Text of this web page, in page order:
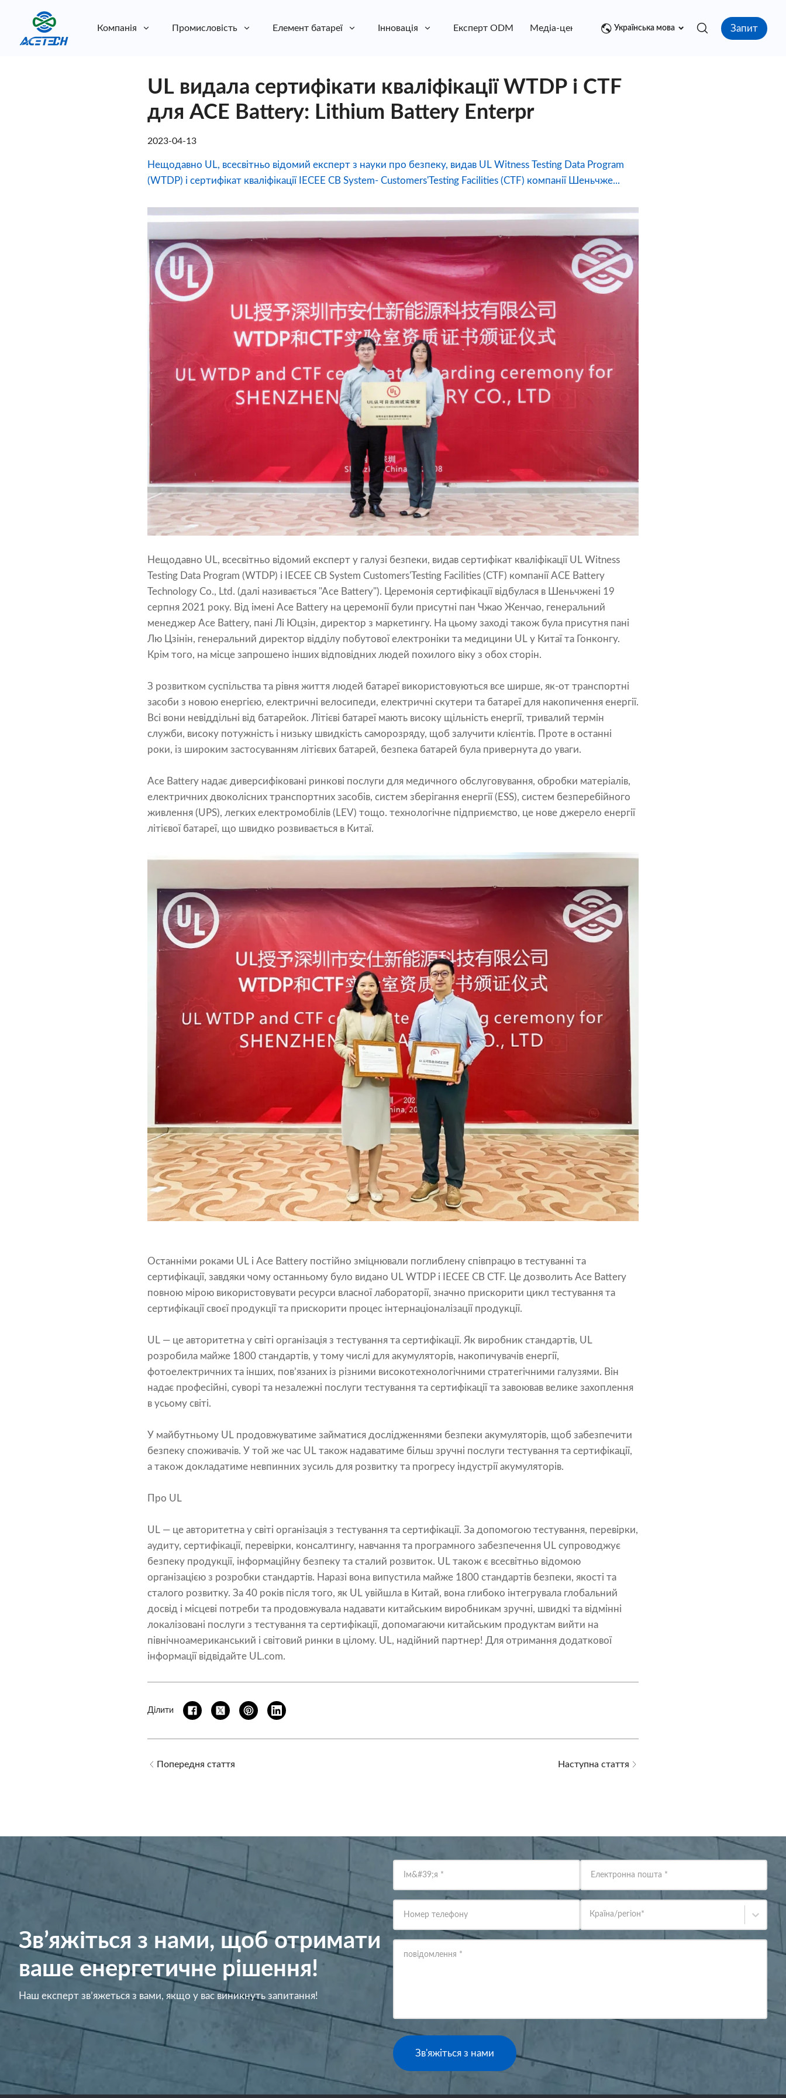
Компанія Промисловість Елемент батареї Інновація Експерт ODM Медіа-центр контакт
Українська мова Запит
UL видала сертифікати кваліфікації WTDP і CTF
для ACE Battery: Lithium Battery Enterpr
2023-04-13
Нещодавно UL, всесвітньо відомий експерт з науки про безпеку, видав UL Witness Testing Data Program
(WTDP) і сертифікат кваліфікації IECEE CB System- Customers'Testing Facilities (CTF) компанії Шеньчже...
Нещодавно UL, всесвітньо відомий експерт у галузі безпеки, видав сертифікат кваліфікації UL Witness
Testing Data Program (WTDP) і IECEE CB System Customers'Testing Facilities (CTF) компанії ACE Battery
Technology Co., Ltd. (далі називається "Ace Battery"). Церемонія сертифікації відбулася в Шеньчжені 19
серпня 2021 року. Від імені Ace Battery на церемонії були присутні пан Чжао Женчао, генеральний
менеджер Ace Battery, пані Лі Юцзін, директор з маркетингу. На цьому заході також була присутня пані
Лю Цзінін, генеральний директор відділу побутової електроніки та медицини UL у Китаї та Гонконгу.
Крім того, на місце запрошено інших відповідних людей похилого віку з обох сторін.
З розвитком суспільства та рівня життя людей батареї використовуються все ширше, як-от транспортні
засоби з новою енергією, електричні велосипеди, електричні скутери та батареї для накопичення енергії.
Всі вони невіддільні від батарейок. Літієві батареї мають високу щільність енергії, тривалий термін
служби, високу потужність і низьку швидкість саморозряду, щоб залучити клієнтів. Проте в останні
роки, із широким застосуванням літієвих батарей, безпека батарей була привернута до уваги.
Ace Battery надає диверсифіковані ринкові послуги для медичного обслуговування, обробки матеріалів,
електричних двоколісних транспортних засобів, систем зберігання енергії (ESS), систем безперебійного
живлення (UPS), легких електромобілів (LEV) тощо. технологічне підприємство, це нове джерело енергії
літієвої батареї, що швидко розвивається в Китаї.
Останніми роками UL і Ace Battery постійно зміцнювали поглиблену співпрацю в тестуванні та
сертифікації, завдяки чому останньому було видано UL WTDP і IECEE CB CTF. Це дозволить Ace Battery
повною мірою використовувати ресурси власної лабораторії, значно прискорити цикл тестування та
сертифікації своєї продукції та прискорити процес інтернаціоналізації продукції.
UL — це авторитетна у світі організація з тестування та сертифікації. Як виробник стандартів, UL
розробила майже 1800 стандартів, у тому числі для акумуляторів, накопичувачів енергії,
фотоелектричних та інших, пов’язаних із різними високотехнологічними стратегічними галузями. Він
надає професійні, суворі та незалежні послуги тестування та сертифікації та завоював велике захоплення
в усьому світі.
У майбутньому UL продовжуватиме займатися дослідженнями безпеки акумуляторів, щоб забезпечити
безпеку споживачів. У той же час UL також надаватиме більш зручні послуги тестування та сертифікації,
а також докладатиме невпинних зусиль для розвитку та прогресу індустрії акумуляторів.
Про UL
UL — це авторитетна у світі організація з тестування та сертифікації. За допомогою тестування, перевірки,
аудиту, сертифікації, перевірки, консалтингу, навчання та програмного забезпечення UL супроводжує
безпеку продукції, інформаційну безпеку та сталий розвиток. UL також є всесвітньо відомою
організацією з розробки стандартів. Наразі вона випустила майже 1800 стандартів безпеки, якості та
сталого розвитку. За 40 років після того, як UL увійшла в Китай, вона глибоко інтегрувала глобальний
досвід і місцеві потреби та продовжувала надавати китайським виробникам зручні, швидкі та відмінні
локалізовані послуги з тестування та сертифікації, допомагаючи китайським продуктам вийти на
північноамериканський і світовий ринки в цілому. UL, надійний партнер! Для отримання додаткової
інформації відвідайте UL.com.
Ділити
Попередня стаття Наступна стаття
Зв’яжіться з нами, щоб отримати
ваше енергетичне рішення!
Наш експерт зв’яжеться з вами, якщо у вас виникнуть запитання!
Ім&#39;я * Електронна пошта *
Номер телефону Країна/регіон*
повідомлення *
Зв'яжіться з нами